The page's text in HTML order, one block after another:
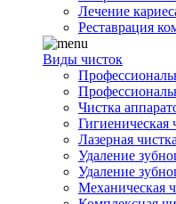
Лечение
Реставрация
Виды чисток
Чистка
Гигиеническая
Лазерная чистка
Удаление
Удаление
Механическая